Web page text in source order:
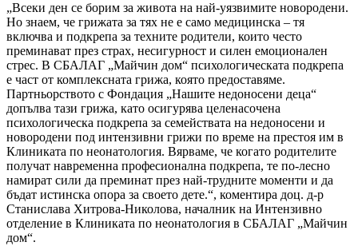
„Всеки ден се борим за живота на най-уязвимите новородени.
Но знаем, че грижата за тях не е само медицинска – тя
включва и подкрепа за техните родители, които често
преминават през страх, несигурност и силен емоционален
стрес. В СБАЛАГ „Майчин дом“ психологическата подкрепа
е част от комплексната грижа, която предоставяме.
Партньорството с Фондация „Нашите недоносени деца“
допълва тази грижа, като осигурява целенасочена
психологическа подкрепа за семействата на недоносени и
новородени под интензивни грижи по време на престоя им в
Клиниката по неонатология. Вярваме, че когато родителите
получат навременна професионална подкрепа, те по-лесно
намират сили да преминат през най-трудните моменти и да
бъдат истинска опора за своето дете.“, коментира доц. д-р
Станислава Хитрова-Николова, началник на Интензивно
отделение в Клиниката по неонатология в СБАЛАГ „Майчин
дом“.